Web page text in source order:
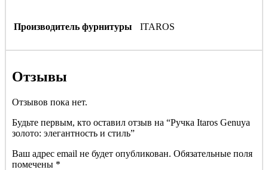
Производитель фурнитуры ITAROS
Отзывы
Отзывов пока нет.
Будьте первым, кто оставил отзыв на “Ручка Itaros Genuya
золото: элегантность и стиль”
Ваш адрес email не будет опубликован. Обязательные поля
помечены *